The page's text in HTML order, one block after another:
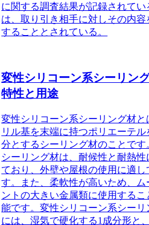
に関する調査結果が記録されてい
は、取り引き相手に対しその内容
することとされている。
変性シリコーン系シーリン
特性と用途
変性シリコーン系シーリング材と
リル基を末端に持つポリエーテル
分とするシーリング材のことです
シーリング材は、耐候性と耐熱性
ており、外壁や屋根の使用に適し
す。また、柔軟性が高いため、ム
ントの大きい金属類に使用するこ
能です。変性シリコーン系シーリ
には、湿気で硬化する1成分形と